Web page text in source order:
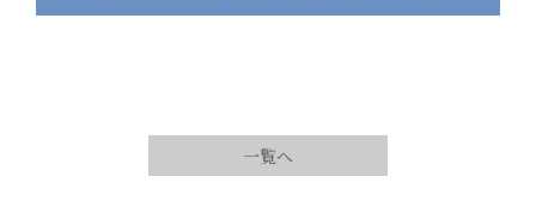
一覧へ